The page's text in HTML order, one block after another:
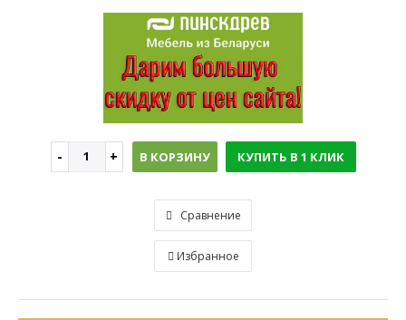
В КОРЗИНУ КУПИТЬ В 1 КЛИК
Сравнение
Избранное